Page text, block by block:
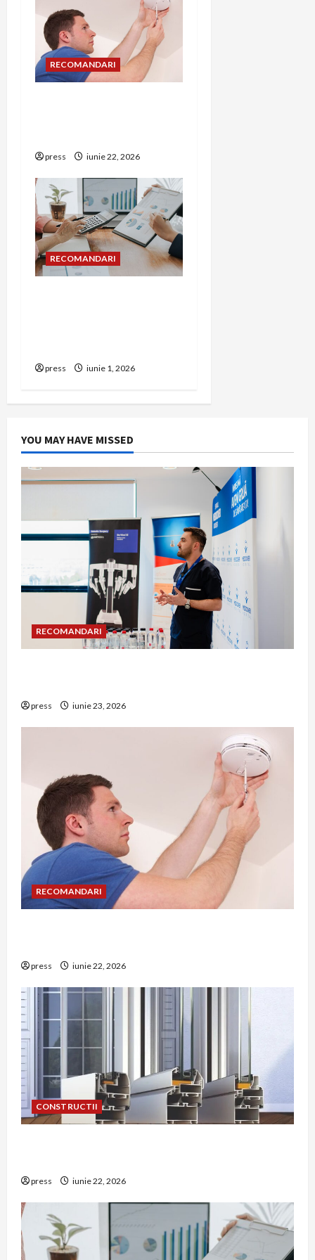
RECOMANDARI
press iunie 22, 2026
RECOMANDARI
press iunie 1, 2026
YOU MAY HAVE MISSED
RECOMANDARI
press iunie 23, 2026
RECOMANDARI
press iunie 22, 2026
CONSTRUCTII
press iunie 22, 2026